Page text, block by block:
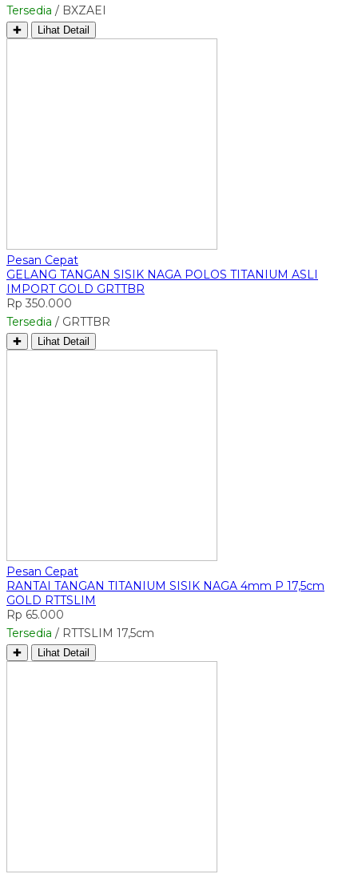
Tersedia / BXZAEI
✚ Lihat Detail
Pesan Cepat
GELANG TANGAN SISIK NAGA POLOS TITANIUM ASLI
IMPORT GOLD GRTTBR
Rp 350.000
Tersedia / GRTTBR
✚ Lihat Detail
Pesan Cepat
RANTAI TANGAN TITANIUM SISIK NAGA 4mm P 17,5cm
GOLD RTTSLIM
Rp 65.000
Tersedia / RTTSLIM 17,5cm
✚ Lihat Detail